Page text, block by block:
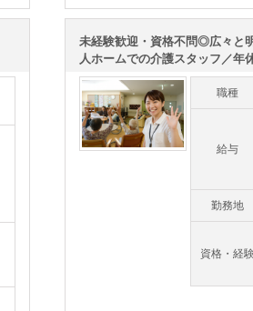
未経験歓迎・資格不問◎広々と
人ホームでの介護スタッフ／年
職種
給与
勤務地
資格・経